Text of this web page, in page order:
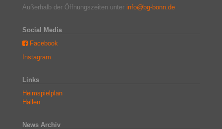
Außerhalb der Öffnungszeiten unter info@bg-bonn.de
Social Media
Facebook
Instagram
Links
Heimspielplan
Hallen
News Archiv